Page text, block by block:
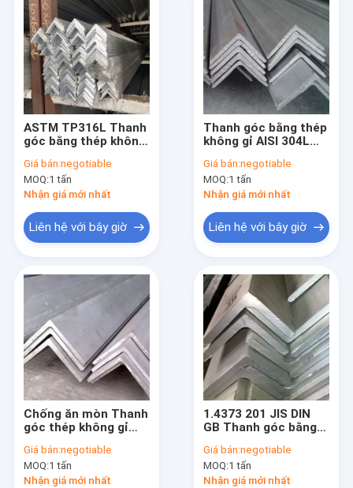
các sản phẩm
Video
Về chúng tôi
Liên hệ chúng tôi
Tấm thép không gỉ cán nguội
ASTM TP316L Thanh
góc bằng thép không
dạng bằng
Giá bán:negotiable
MOQ:1 tấn
Nhận giá mới nhất
Liên hệ với bây giờ
Thanh góc bằng thép
không gỉ AISI 304L
dạng bằng nhau dài
6m
Giá bán:negotiable
MOQ:1 tấn
Nhận giá mới nhất
Liên hệ với bây giờ
Chống ăn mòn Thanh
góc thép không gỉ
GB
Giá bán:negotiable
MOQ:1 tấn
Nhận giá mới nhất
1.4373 201 JIS DIN
GB Thanh góc bằng
từ tính
Giá bán:negotiable
MOQ:1 tấn
Nhận giá mới nhất